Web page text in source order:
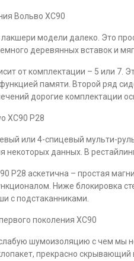
модели далеко. Это
деревянных вставок и
от комплектации – 5 или 7.
памяти. Второй ряд
дорогие комплектации
или 4-спицевый мульти-
данных. В
P28 аскетична – простая
Ниже блокировка
с подстаканниками.
шумоизоляцию с чем мы
прекрасно